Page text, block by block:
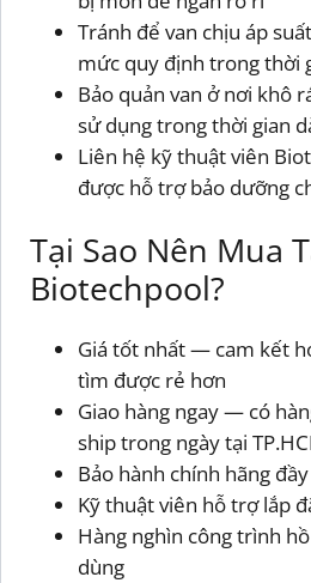
Tránh để van chịu áp
mức quy định trong thời
Bảo quản van ở nơi khô
sử dụng trong thời gian
Liên hệ kỹ thuật viên
được hỗ trợ bảo dưỡng
Tại Sao Nên Mua
Biotechpool?
Giá tốt nhất — cam kết
tìm được rẻ hơn
Giao hàng ngay — có
ship trong ngày tại
Bảo hành chính hãng
Kỹ thuật viên hỗ trợ lắp
Hàng nghìn công trình
dùng